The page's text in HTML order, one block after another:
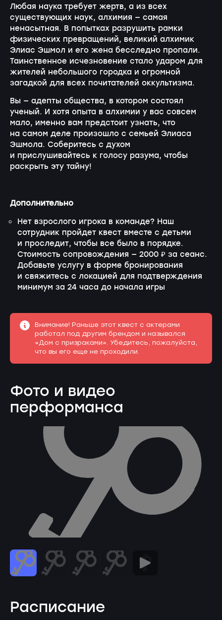
Любая наука требует жертв, а из всех
существующих наук, алхимия — самая
ненасытная. В попытках разрушить рамки
физических превращений, великий алхимик
Элиас Эшмол и его жена бесследно пропали.
Таинственное исчезновение стало ударом для
жителей небольшого городка и огромной
загадкой для всех почитателей оккультизма.
Вы — адепты общества, в котором состоял
ученый. И хотя опыта в алхимии у вас совсем
мало, именно вам предстоит узнать, что
на самом деле произошло с семьей Элиаса
Эшмола. Соберитесь с духом
и прислушивайтесь к голосу разума, чтобы
раскрыть эту тайну!
Дополнительно
Нет взрослого игрока в команде? Наш
сотрудник пройдет квест вместе с детьми
и проследит, чтобы все было в порядке.
Стоимость сопровождения — 2000 ₽ за сеанс.
Добавьте услугу в форме бронирования
и свяжитесь с локацией для подтверждения
минимум за 24 часа до начала игры
Внимание! Раньше этот квест с актерами
работал под другим брендом и назывался
«Дом с призраками». Убедитесь, пожалуйста,
что вы его еще не проходили.
Фото и видео
перформанса
Расписание